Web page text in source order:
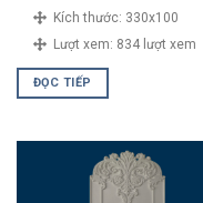
Kích thước: 330x100
Lượt xem: 834 lượt xem
ĐỌC TIẾP